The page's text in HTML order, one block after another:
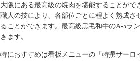
大阪にある最高級の焼肉を堪能することが
職人の技により、各部位ごとに程よく熟成
ることができます。最高級黒毛和牛のA-5ラ
きます。
特におすすめは看板メニューの「特撰サー